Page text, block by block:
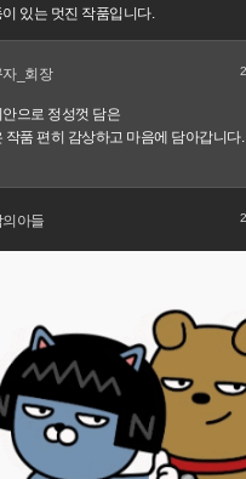
있는 멋진 작품입니다.
_회장
안으로 정성껏 담은
작품 편히 감상하고 마음에 담아갑니다.
아들